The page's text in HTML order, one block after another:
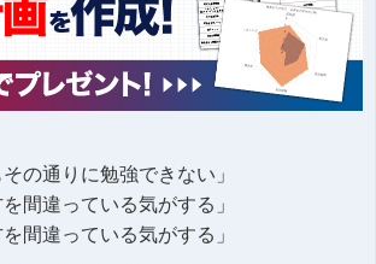
の通りに勉強できない」
間違っている気がする」
間違っている気がする」